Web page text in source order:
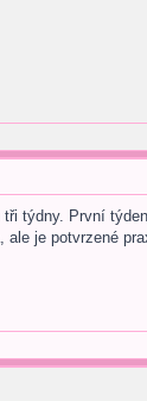
týdny. První
ale je potvrzené